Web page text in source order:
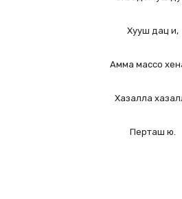
Хууш дац и,
Амма массо
Хазалла
ГIерташ ю.